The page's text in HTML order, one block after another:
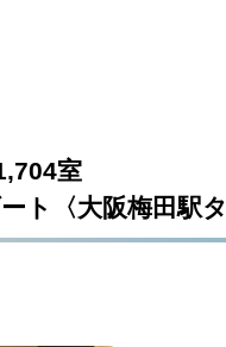
室
ト〈大阪梅田駅